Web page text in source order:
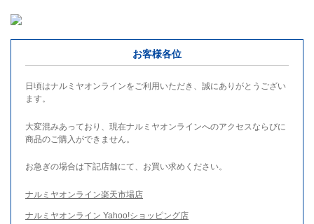
お客様各位
日頃はナルミヤオンラインをご利用いただき、誠にありがとうござい
ます。
大変混みあっており、現在ナルミヤオンラインへのアクセスならびに
商品のご購入ができません。
お急ぎの場合は下記店舗にて、お買い求めください。
ナルミヤオンライン楽天市場店
ナルミヤオンライン Yahoo!ショッピング店